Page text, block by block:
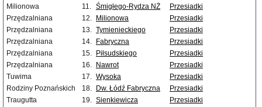
Milionowa
11. Śmigłego-Rydza NŻ
Przesiadki
Przędzalniana
12. Milionowa
Przesiadki
Przędzalniana
13. Tymienieckiego
Przesiadki
Przędzalniana
14. Fabryczna
Przesiadki
Przędzalniana
15. Piłsudskiego
Przesiadki
Przędzalniana
16. Nawrot
Przesiadki
Tuwima
17. Wysoka
Przesiadki
Rodziny Poznańskich
18. Dw. Łódź Fabryczna
Przesiadki
Traugutta
19. Sienkiewicza
Przesiadki